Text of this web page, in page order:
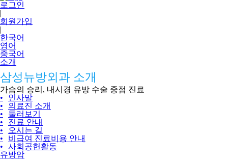
로그인
|
회원가입
|
한국어
영어
중국어
소개
삼성뉴방외과 소개
가슴의 승리, 내시경 유방 수술 중점 진료
•
인사말
•
의료진 소개
•
둘러보기
•
진료 안내
•
오시는 길
•
비급여 진료비용 안내
•
사회공헌활동
유방암